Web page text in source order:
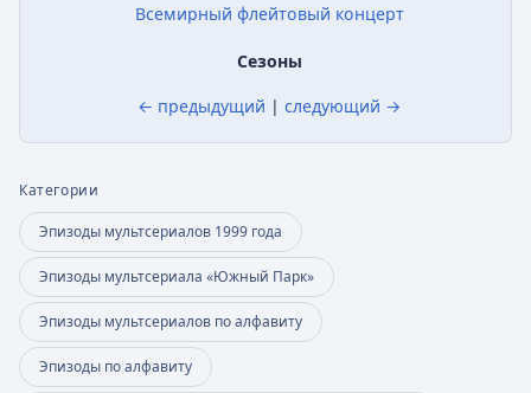
Всемирный флейтовый концерт
Сезоны
← предыдущий | следующий →
Категории
Эпизоды мультсериалов 1999 года
Эпизоды мультсериала «Южный Парк»
Эпизоды мультсериалов по алфавиту
Эпизоды по алфавиту